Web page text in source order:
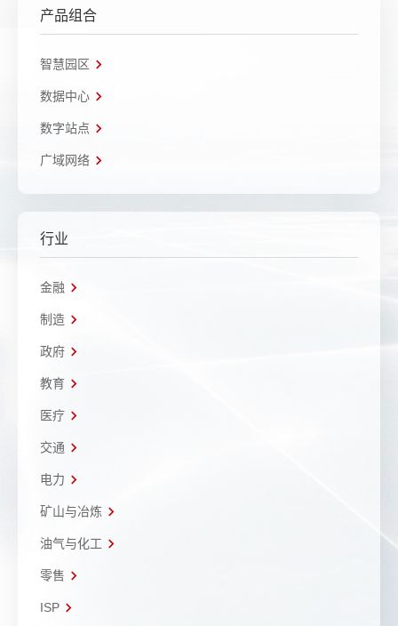
产品组合
智慧园区
数据中心
数字站点
广域网络
行业
金融
制造
政府
教育
医疗
交通
电力
矿山与冶炼
油气与化工
零售
ISP